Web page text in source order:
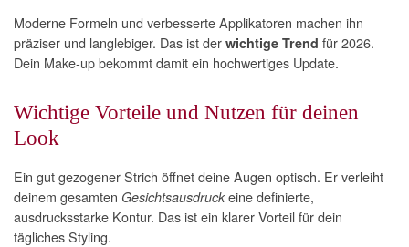
Moderne Formeln und verbesserte Applikatoren machen ihn
präziser und langlebiger. Das ist der wichtige Trend für 2026.
Dein Make-up bekommt damit ein hochwertiges Update.
Wichtige Vorteile und Nutzen für deinen
Look
Ein gut gezogener Strich öffnet deine Augen optisch. Er verleiht
deinem gesamten Gesichtsausdruckeine definierte,
ausdrucksstarke Kontur. Das ist ein klarer Vorteil für dein
tägliches Styling.